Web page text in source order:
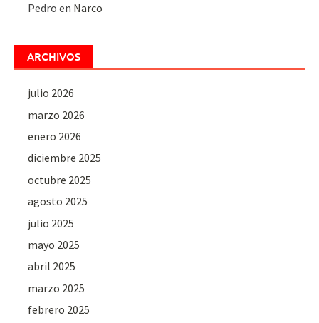
Pedro en Narco
ARCHIVOS
julio 2026
marzo 2026
enero 2026
diciembre 2025
octubre 2025
agosto 2025
julio 2025
mayo 2025
abril 2025
marzo 2025
febrero 2025